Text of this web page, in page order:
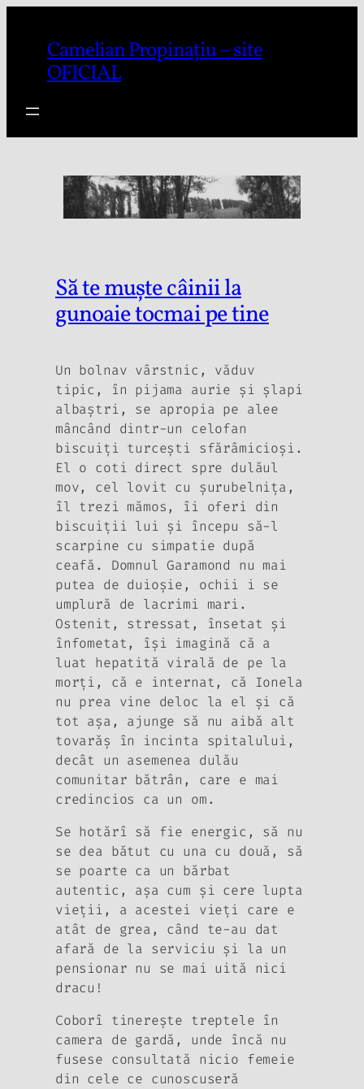
conținutCamelian Propinațiu – site
OFICIAL
Să te muşte câinii la
gunoaie tocmai pe tine
Un bolnav vârstnic, văduv
tipic, în pijama aurie şi şlapi
albaştri, se apropia pe alee
mâncând dintr-un celofan
biscuiţi turceşti sfărâmicioşi.
El o coti direct spre dulăul
mov, cel lovit cu şurubelniţa,
îl trezi mămos, îi oferi din
biscuiţii lui şi începu să-l
scarpine cu simpatie după
ceafă. Domnul Garamond nu mai
putea de duioşie, ochii i se
umplură de lacrimi mari.
Ostenit, stressat, însetat şi
înfometat, îşi imagină că a
luat hepatită virală de pe la
morţi, că e internat, că Ionela
nu prea vine deloc la el şi că
tot aşa, ajunge să nu aibă alt
tovarăş în incinta spitalului,
decât un asemenea dulău
comunitar bătrân, care e mai
credincios ca un om.
Se hotărî să fie energic, să nu
se dea bătut cu una cu două, să
se poarte ca un bărbat
autentic, aşa cum şi cere lupta
vieţii, a acestei vieţi care e
atât de grea, când te-au dat
afară de la serviciu şi la un
pensionar nu se mai uită nici
dracu!
Coborî tinereşte treptele în
camera de gardă, unde încă nu
fusese consultată nicio femeie
din cele ce cunoscuseră